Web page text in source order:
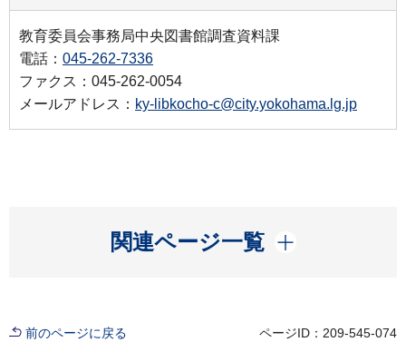
教育委員会事務局中央図書館調査資料課
電話： 045-262-7336
ファクス：045-262-0054
メールアドレス： ky-libkocho-c@city.yokohama.lg.jp
関連ページ一覧
開く
前のページに戻る ページID：209-545-074